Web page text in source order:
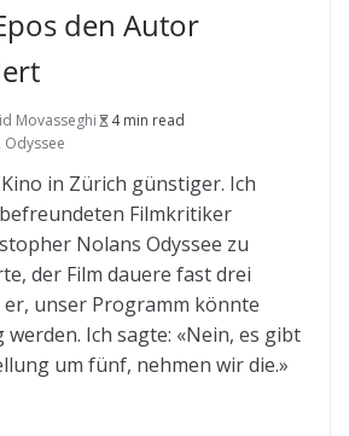
den Autor
Movasseghi
4 min read
Odyssee
in Zürich günstiger. Ich
Filmkritiker
Nolans Odyssee zu
der Film dauere fast drei
unser Programm könnte
Ich sagte: «Nein, es gibt
um fünf, nehmen wir die.»